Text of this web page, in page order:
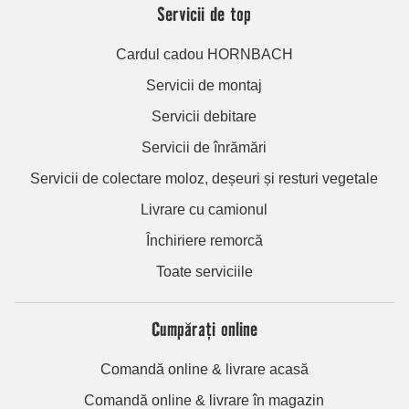
Servicii de top
Cardul cadou HORNBACH
Servicii de montaj
Servicii debitare
Servicii de înrămări
Servicii de colectare moloz, deșeuri și resturi vegetale
Livrare cu camionul
Închiriere remorcă
Toate serviciile
Cumpărați online
Comandă online & livrare acasă
Comandă online & livrare în magazin